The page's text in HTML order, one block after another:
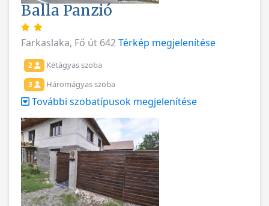
Balla Panzió
Farkaslaka, Fő út 642Térkép megjelenítése
2 Kétágyas szoba
3 Háromágyas szoba
További szobatípusok megjelenítése